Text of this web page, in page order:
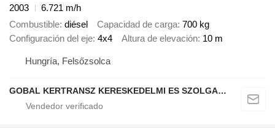
2003
6.721 m/h
Combustible diésel Capacidad de carga 700 kg
Configuración del eje 4x4 Altura de elevación 10 m
Hungría, Felsőzsolca
GOBAL KERTRANSZ KERESKEDELMI ES SZOLGALTATO KFT.